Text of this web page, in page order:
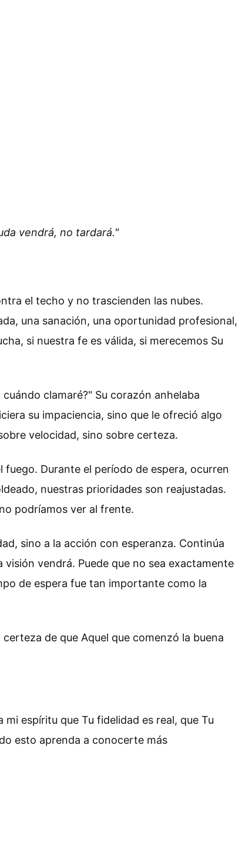
vendrá, no tardará."
el techo y no trascienden las nubes.
una sanación, una oportunidad profesional,
si nuestra fe es válida, si merecemos Su
clamaré?" Su corazón anhelaba
su impaciencia, sino que le ofreció algo
velocidad, sino sobre certeza.
Durante el período de espera, ocurren
nuestras prioridades son reajustadas.
podríamos ver al frente.
sino a la acción con esperanza. Continúa
vendrá. Puede que no sea exactamente
de espera fue tan importante como la
de que Aquel que comenzó la buena
espíritu que Tu fidelidad es real, que Tu
esto aprenda a conocerte más